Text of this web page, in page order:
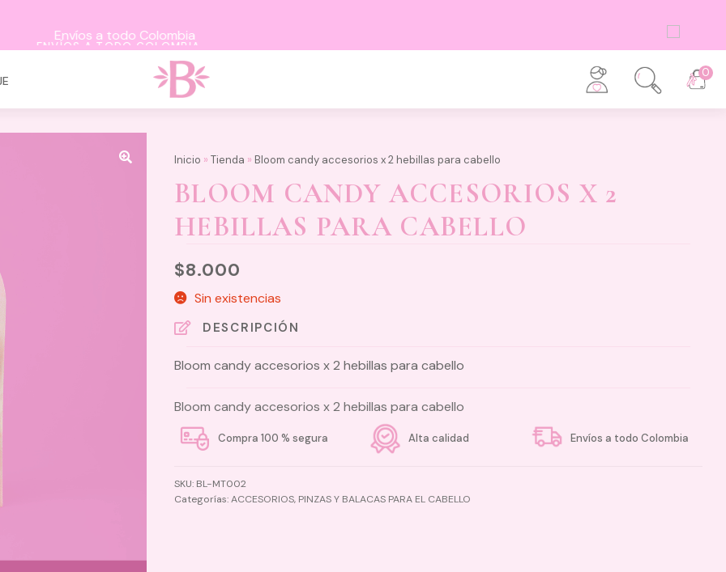
ENVÍOS A TODO COLOMBIA
0
Inicio » Tienda » Bloom candy accesorios x 2 hebillas para cabello
BLOOM CANDY ACCESORIOS X 2
HEBILLAS PARA CABELLO
$8.000
Sin existencias
DESCRIPCIÓN
Bloom candy accesorios x 2 hebillas para cabello
Bloom candy accesorios x 2 hebillas para cabello
Compra 100 % segura Alta calidad Envíos a todo Colombia
SKU: BL-MT002
Categorías:ACCESORIOS, PINZAS Y BALACAS PARA EL CABELLO